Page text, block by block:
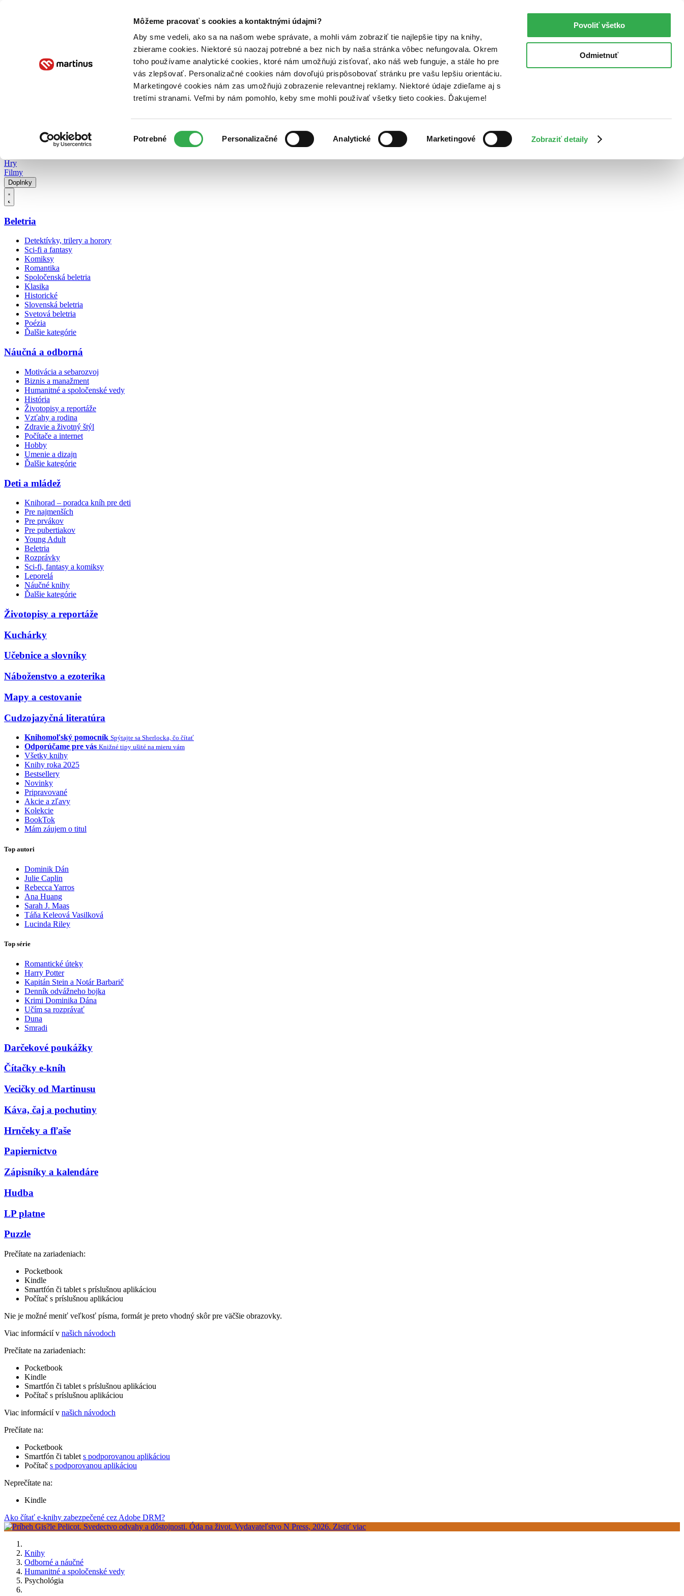
Môžeme pracovať s cookies a kontaktnými údajmi?
Aby sme vedeli, ako sa na našom webe správate, a mohli vám zobraziť tie najlepšie tipy na knihy,
zbierame cookies. Niektoré sú naozaj potrebné a bez nich by naša stránka vôbec nefungovala. Okrem
toho používame analytické cookies, ktoré nám umožňujú zisťovať, ako náš web funguje, a stále ho pre
vás zlepšovať. Personalizačné cookies nám dovoľujú prispôsobovať stránku pre vašu lepšiu orientáciu.
Marketingové cookies nám zas umožňujú zobrazenie relevantnej reklamy. Niektoré údaje zdieľame aj s
tretími stranami. Veľmi by nám pomohlo, keby sme mohli používať všetky tieto cookies. Ďakujeme!
súhlasu
Potrebné Personalizačné Analytické Marketingové Zobraziť detaily
Povoliť všetko
Odmietnuť
Poukážky Kontakt
Hry
Filmy
Doplnky
Beletria
Detektívky, trilery a horory
Sci-fi a fantasy
Komiksy
Romantika
Spoločenská beletria
Klasika
Historické
Slovenská beletria
Svetová beletria
Poézia
Ďalšie kategórie
Náučná a odborná
Motivácia a sebarozvoj
Biznis a manažment
Humanitné a spoločenské vedy
História
Životopisy a reportáže
Vzťahy a rodina
Zdravie a životný štýl
Počítače a internet
Hobby
Umenie a dizajn
Ďalšie kategórie
Deti a mládež
Knihorad – poradca kníh pre deti
Pre najmenších
Pre prvákov
Pre pubertiakov
Young Adult
Beletria
Rozprávky
Sci-fi, fantasy a komiksy
Leporelá
Náučné knihy
Ďalšie kategórie
Životopisy a reportáže
Kuchárky
Učebnice a slovníky
Náboženstvo a ezoterika
Mapy a cestovanie
Cudzojazyčná literatúra
Knihomoľský pomocník Spýtajte sa Sherlocka, čo čítať
Odporúčame pre vás Knižné tipy ušité na mieru vám
Všetky knihy
Knihy roka 2025
Bestsellery
Novinky
Pripravované
Akcie a zľavy
Kolekcie
BookTok
Mám záujem o titul
Top autori
Dominik Dán
Julie Caplin
Rebecca Yarros
Ana Huang
Sarah J. Maas
Táňa Keleová Vasilková
Lucinda Riley
Top série
Romantické úteky
Harry Potter
Kapitán Stein a Notár Barbarič
Denník odvážneho bojka
Krimi Dominika Dána
Učím sa rozprávať
Duna
Smradi
Darčekové poukážky
Čítačky e-kníh
Vecičky od Martinusu
Káva, čaj a pochutiny
Hrnčeky a fľaše
Papiernictvo
Zápisníky a kalendáre
Hudba
LP platne
Puzzle
Prečítate na zariadeniach:
Pocketbook
Kindle
Smartfón či tablet s príslušnou aplikáciou
Počítač s príslušnou aplikáciou
Nie je možné meniť veľkosť písma, formát je preto vhodný skôr pre väčšie obrazovky.
Viac informácií v našich návodoch
Prečítate na zariadeniach:
Pocketbook
Kindle
Smartfón či tablet s príslušnou aplikáciou
Počítač s príslušnou aplikáciou
Viac informácií v našich návodoch
Prečítate na:
Pocketbook
Smartfón či tablet s podporovanou aplikáciou
Počítač s podporovanou aplikáciou
Neprečítate na:
Kindle
Ako čítať e-knihy zabezpečené cez Adobe DRM?
Knihy
Odborné a náučné
Humanitné a spoločenské vedy
Psychológia